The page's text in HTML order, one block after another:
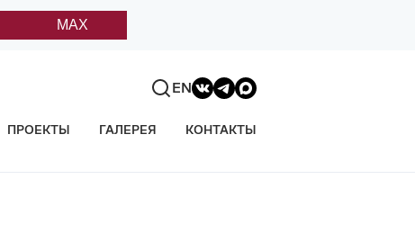
MAX
ПРОЕКТЫ ГАЛЕРЕЯ КОНТАКТЫ
EN